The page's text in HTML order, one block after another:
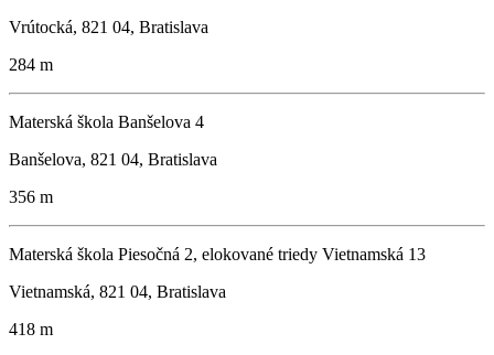
Vrútocká, 821 04, Bratislava
284 m
Materská škola Banšelova 4
Banšelova, 821 04, Bratislava
356 m
Materská škola Piesočná 2, elokované triedy Vietnamská 13
Vietnamská, 821 04, Bratislava
418 m